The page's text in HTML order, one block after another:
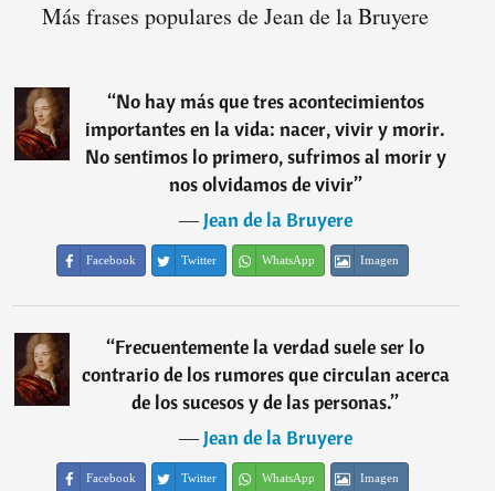
Más frases populares de Jean de la Bruyere
“No hay más que tres acontecimientos
importantes en la vida: nacer, vivir y morir.
No sentimos lo primero, sufrimos al morir y
nos olvidamos de vivir”
―Jean de la Bruyere
Facebook Twitter WhatsApp Imagen
“Frecuentemente la verdad suele ser lo
contrario de los rumores que circulan acerca
de los sucesos y de las personas.”
―Jean de la Bruyere
Facebook Twitter WhatsApp Imagen